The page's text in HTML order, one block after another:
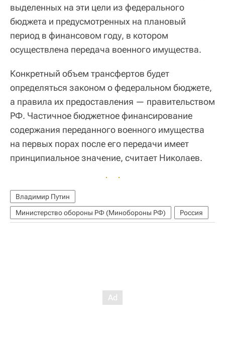
выделенных на эти цели из федерального
бюджета и предусмотренных на плановый
период в финансовом году, в котором
осуществлена передача военного имущества.
Конкретный объем трансфертов будет
определяться законом о федеральном бюджете,
а правила их предоставления — правительством
РФ. Частичное бюджетное финансирование
содержания переданного военного имущества
на первых порах после его передачи имеет
принципиальное значение, считает Николаев.
Владимир Путин
Министерство обороны РФ (Минобороны РФ)
Россия